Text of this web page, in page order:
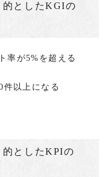
的としたKGIの
率が5%を超える
件以上になる
的としたKPIの